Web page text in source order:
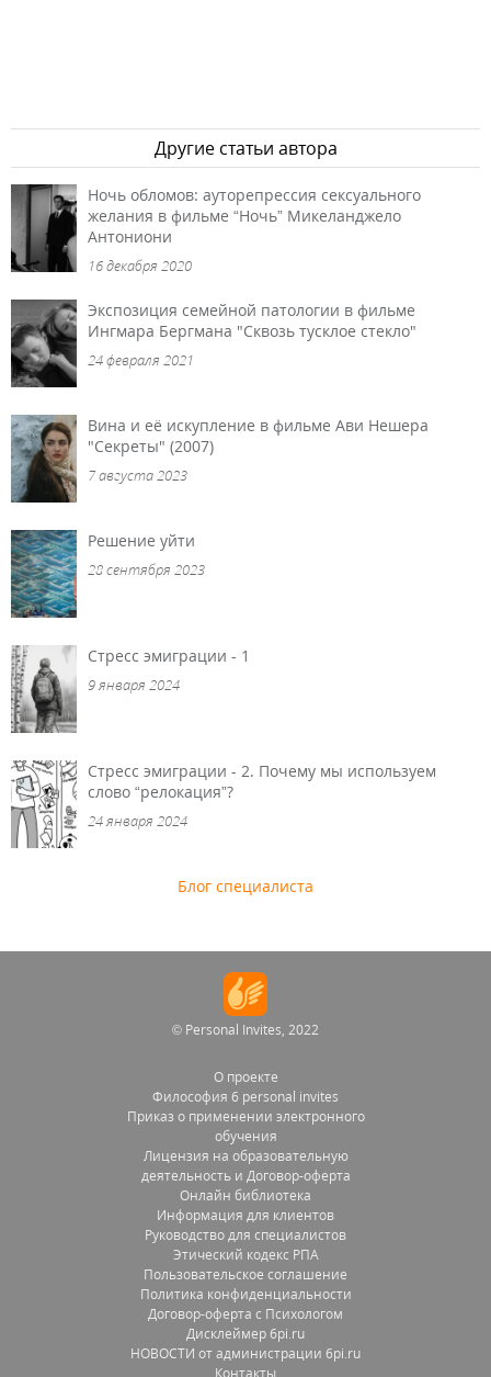
Другие статьи автора
Ночь обломов: ауторепрессия сексуального
желания в фильме “Ночь” Микеланджело
Антониони
16 декабря 2020
Экспозиция семейной патологии в фильме
Ингмара Бергмана "Сквозь тусклое стекло"
24 февраля 2021
Вина и её искупление в фильме Ави Нешера
"Секреты" (2007)
7 августа 2023
Решение уйти
28 сентября 2023
Стресс эмиграции - 1
9 января 2024
Стресс эмиграции - 2. Почему мы используем
слово “релокация”?
24 января 2024
Блог специалиста
© Personal Invites, 2022
О проекте
Философия 6 personal invites
Приказ о применении электронного
обучения
Лицензия на образовательную
деятельность и Договор-оферта
Онлайн библиотека
Информация для клиентов
Руководство для специалистов
Этический кодекс РПА
Пользовательское соглашение
Политика конфиденциальности
Договор-оферта с Психологом
Дисклеймер 6pi.ru
НОВОСТИ от администрации 6pi.ru
Контакты